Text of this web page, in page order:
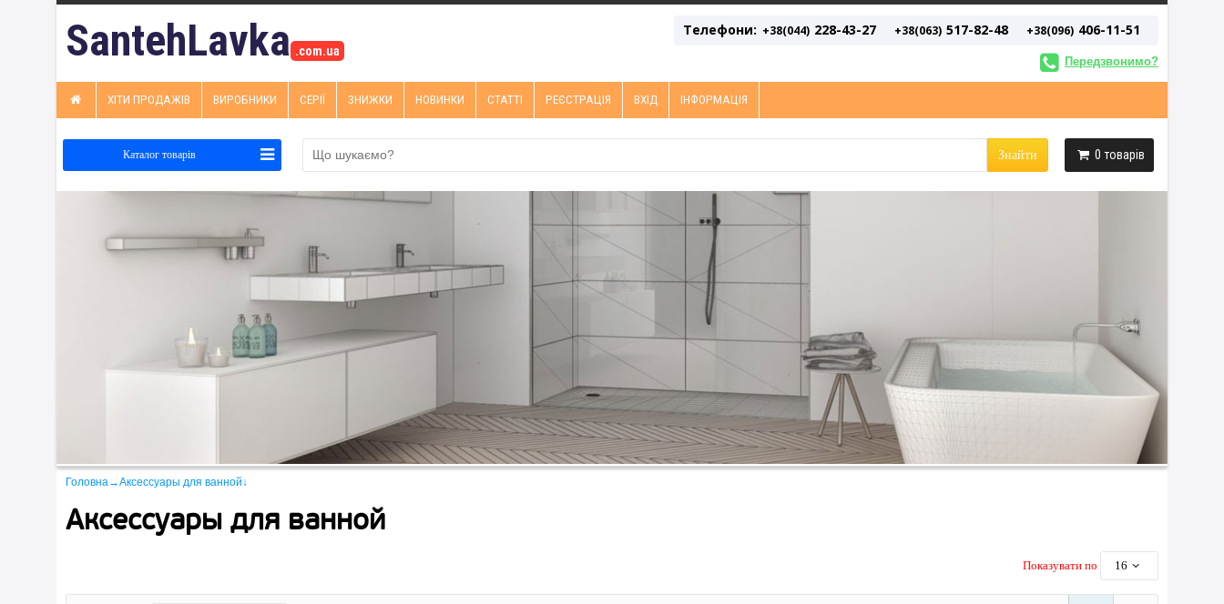
SantehLavka .com.ua
Телефони: +38(044) 228-43-27 +38(063) 517-82-48 +38(096) 406-11-51
Передзвонимо?
ХІТИ ПРОДАЖІВ ВИРОБНИКИ СЕРІЇ ЗНИЖКИ НОВИНКИ СТАТТІ РЕЄСТРАЦІЯ ВХІД ІНФОРМАЦІЯ
Каталог товарів 0 товарів
Знайти
Головна→Аксессуары для ванной↓
Аксессуары для ванной
Показувати по 16